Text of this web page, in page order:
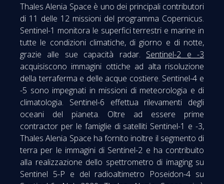
Thales Alenia Space è uno dei principali contributori
di 11 delle 12 missioni del programma Copernicus.
Sentinel-1 monitora le superfici terrestri e marine in
tutte le condizioni climatiche, di giorno e di notte,
grazie alle sue capacità radar. Sentinel-2 e -3
acquisiscono immagini ottiche ad alta risoluzione
della terraferma e delle acque costiere. Sentinel-4 e
-5 sono impegnati in missioni di meteorologia e di
climatologia. Sentinel-6 effettua rilevamenti degli
oceani del pianeta. Oltre ad essere prime
contractor per le famiglie di satelliti Sentinel-1 e -3,
Thales Alenia Space ha fornito inoltre il segmento di
terra per le immagini di Sentinel-2 e ha contribuito
alla realizzazione dello spettrometro di imaging su
Sentinel 5-P e del radioaltimetro Poseidon-4 su